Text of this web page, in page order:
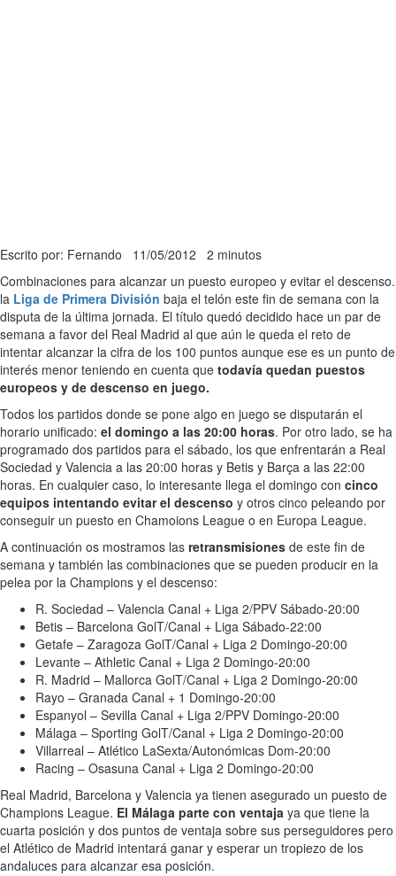
Escrito por: Fernando 11/05/2012 2 minutos
Combinaciones para alcanzar un puesto europeo y evitar el descenso.
la Liga de Primera División baja el telón este fin de semana con la
disputa de la última jornada. El título quedó decidido hace un par de
semana a favor del Real Madrid al que aún le queda el reto de
intentar alcanzar la cifra de los 100 puntos aunque ese es un punto de
interés menor teniendo en cuenta que todavía quedan puestos
europeos y de descenso en juego.
Todos los partidos donde se pone algo en juego se disputarán el
horario unificado: el domingo a las 20:00 horas. Por otro lado, se ha
programado dos partidos para el sábado, los que enfrentarán a Real
Sociedad y Valencia a las 20:00 horas y Betis y Barça a las 22:00
horas. En cualquier caso, lo interesante llega el domingo con cinco
equipos intentando evitar el descenso y otros cinco peleando por
conseguir un puesto en Chamoions League o en Europa League.
A continuación os mostramos las retransmisiones de este fin de
semana y también las combinaciones que se pueden producir en la
pelea por la Champions y el descenso:
R. Sociedad – Valencia Canal + Liga 2/PPV Sábado-20:00
Betis – Barcelona GolT/Canal + Liga Sábado-22:00
Getafe – Zaragoza GolT/Canal + Liga 2 Domingo-20:00
Levante – Athletic Canal + Liga 2 Domingo-20:00
R. Madrid – Mallorca GolT/Canal + Liga 2 Domingo-20:00
Rayo – Granada Canal + 1 Domingo-20:00
Espanyol – Sevilla Canal + Liga 2/PPV Domingo-20:00
Málaga – Sporting GolT/Canal + Liga 2 Domingo-20:00
Villarreal – Atlético LaSexta/Autonómicas Dom-20:00
Racing – Osasuna Canal + Liga 2 Domingo-20:00
Real Madrid, Barcelona y Valencia ya tienen asegurado un puesto de
Champions League. El Málaga parte con ventaja ya que tiene la
cuarta posición y dos puntos de ventaja sobre sus perseguidores pero
el Atlético de Madrid intentará ganar y esperar un tropiezo de los
andaluces para alcanzar esa posición.